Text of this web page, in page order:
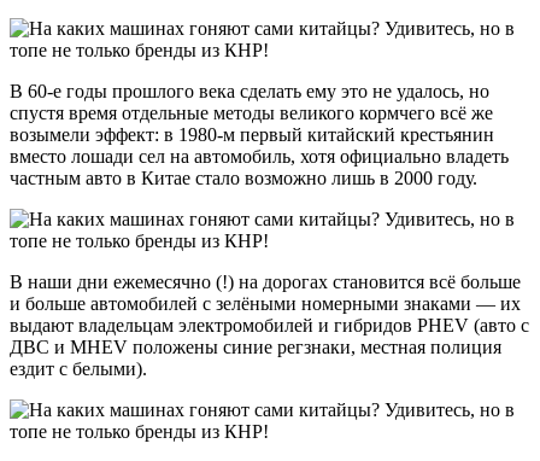
В 60-е годы прошлого века сделать ему это не удалось, но
спустя время отдельные методы великого кормчего всё же
возымели эффект: в 1980-м первый китайский крестьянин
вместо лошади сел на автомобиль, хотя официально владеть
частным авто в Китае стало возможно лишь в 2000 году.
В наши дни ежемесячно (!) на дорогах становится всё больше
и больше автомобилей с зелёными номерными знаками — их
выдают владельцам электромобилей и гибридов PHEV (авто с
ДВС и МHEV положены синие регзнаки, местная полиция
ездит с белыми).